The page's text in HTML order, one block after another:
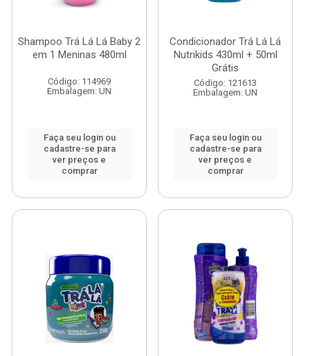
Shampoo Trá Lá Lá Baby 2
em 1 Meninas 480ml
Código: 114969
Embalagem: UN
Faça seu login ou
cadastre-se para
ver preços e
comprar
Condicionador Trá Lá Lá
Nutrikids 430ml + 50ml
Grátis
Código: 121613
Embalagem: UN
Faça seu login ou
cadastre-se para
ver preços e
comprar